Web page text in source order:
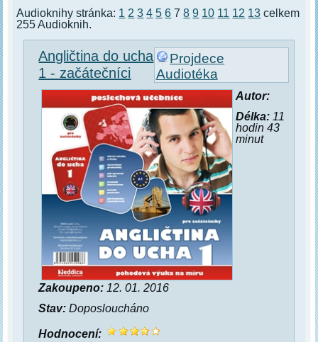
Audioknihy stránka: 1 2 3 4 5 6 78 9 10 11 12 13 celkem
255 Audioknih.
Projdece
Audiotéka
Angličtina do ucha
1 - začátečníci
Autor:
Délka:11
hodin 43
minut
Zakoupeno: 12. 01. 2016
Stav: Doposloucháno
Hodnocení: